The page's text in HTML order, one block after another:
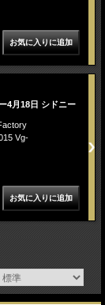
4月18日 シドニー
Vg-